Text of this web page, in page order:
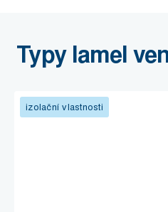
Typy lamel
izolační vlastnosti